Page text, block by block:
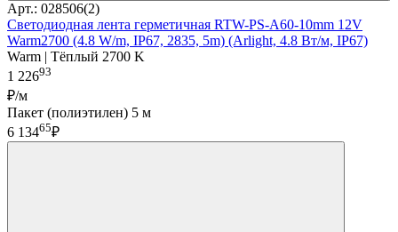
Арт.: 028506(2)
Светодиодная лента герметичная RTW-PS-A60-10mm 12V
Warm2700 (4.8 W/m, IP67, 2835, 5m) (Arlight, 4.8 Вт/м, IP67)
Warm | Тёплый 2700 K
1 22693
₽/м
Пакет (полиэтилен) 5 м
6 13465₽